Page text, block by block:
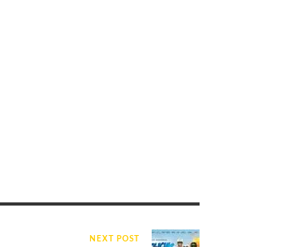
NEXT POST